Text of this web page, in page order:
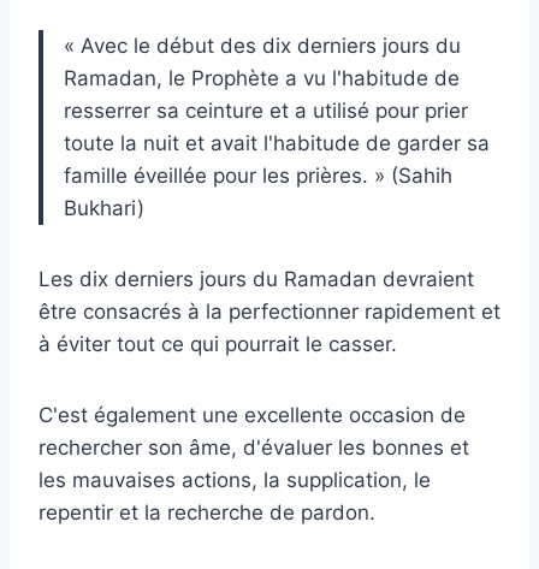
« Avec le début des dix derniers jours du
Ramadan, le Prophète a vu l'habitude de
resserrer sa ceinture et a utilisé pour prier
toute la nuit et avait l'habitude de garder sa
famille éveillée pour les prières. » (Sahih
Bukhari)
Les dix derniers jours du Ramadan devraient
être consacrés à la perfectionner rapidement et
à éviter tout ce qui pourrait le casser.
C'est également une excellente occasion de
rechercher son âme, d'évaluer les bonnes et
les mauvaises actions, la supplication, le
repentir et la recherche de pardon.